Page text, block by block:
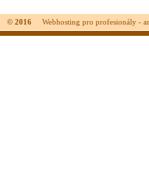
© 2016 Webhosting pro profesionály -